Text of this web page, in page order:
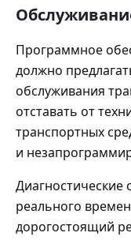
Программное
должно
обслуживания
отставать от
транспортных
и
реального
дорогостоящий